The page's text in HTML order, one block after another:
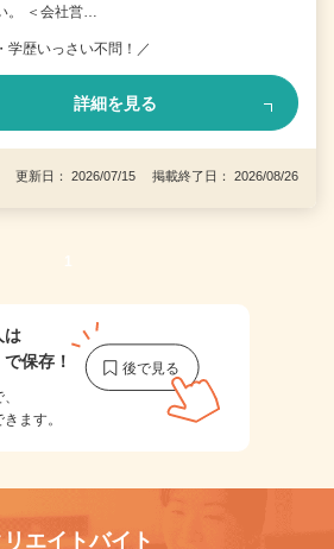
。 ＜会社営…
学歴いっさい不問！／
詳細を見る
更新日： 2026/07/15 掲載終了日： 2026/08/26
1
は
で保存！
ます。
リエイトバイト